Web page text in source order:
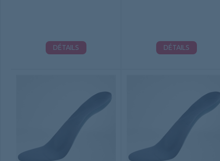
DÉTAILS DÉTAILS